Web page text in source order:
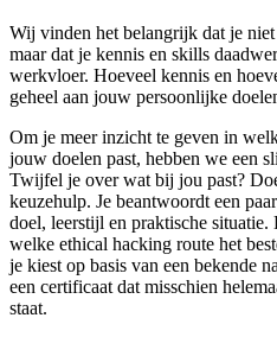
Wij vinden het belangrijk dat je
maar dat je kennis en skills
werkvloer. Hoeveel kennis en
geheel aan jouw persoonlijke
Om je meer inzicht te geven in
jouw doelen past, hebben we een
Twijfel je over wat bij jou past?
keuzehulp. Je beantwoordt een
doel, leerstijl en praktische
welke ethical hacking route het
je kiest op basis van een bekende
een certificaat dat misschien
staat.